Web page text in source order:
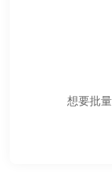
想要批